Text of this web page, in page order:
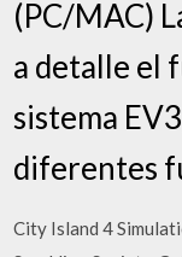
(PC/MAC)
a detalle el
sistema
diferentes
City Island 4